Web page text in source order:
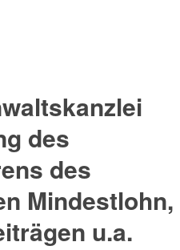
des
des
Mindestlohn,
u.a.